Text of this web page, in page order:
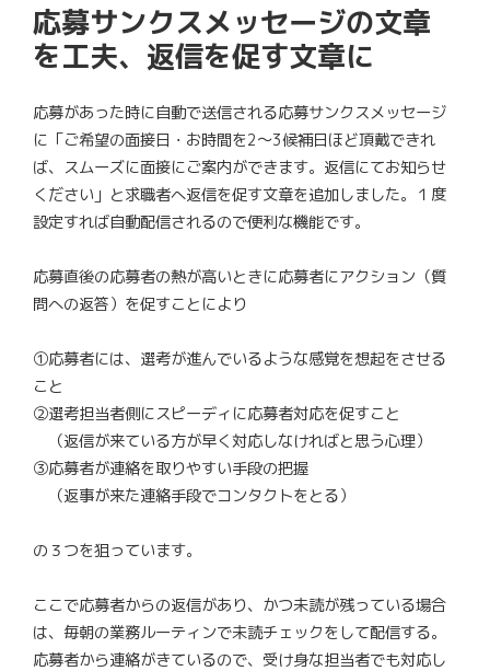
応募サンクスメッセージの文章
を工夫、返信を促す文章に
応募があった時に自動で送信される応募サンクスメッセージ
に「ご希望の面接日・お時間を2～3候補日ほど頂戴できれ
ば、スムーズに面接にご案内ができます。返信にてお知らせ
ください」と求職者へ返信を促す文章を追加しました。１度
設定すれば自動配信されるので便利な機能です。
応募直後の応募者の熱が高いときに応募者にアクション（質
問への返答）を促すことにより
①応募者には、選考が進んでいるような感覚を想起をさせる
こと
②​選考担当者側にスピーディに応募者対応を促すこと
（返信が来ている方が早く対応しなければと思う心理）
③応募者が連絡を取りやすい手段の把握
（返事が来た連絡手段でコンタクトをとる）
の３つを狙っています。
ここで応募者からの返信があり、かつ未読が残っている場合
は、毎朝の業務ルーティンで未読チェックをして配信する。
応募者から連絡がきているので、受け身な担当者でも対応し